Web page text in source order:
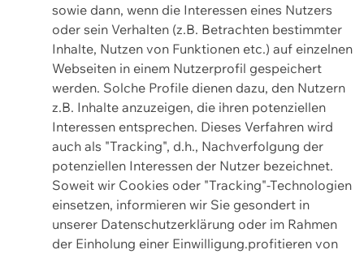
sowie dann, wenn die Interessen eines Nutzers
oder sein Verhalten (z.B. Betrachten bestimmter
Inhalte, Nutzen von Funktionen etc.) auf einzelnen
Webseiten in einem Nutzerprofil gespeichert
werden. Solche Profile dienen dazu, den Nutzern
z.B. Inhalte anzuzeigen, die ihren potenziellen
Interessen entsprechen. Dieses Verfahren wird
auch als "Tracking", d.h., Nachverfolgung der
potenziellen Interessen der Nutzer bezeichnet.
Soweit wir Cookies oder "Tracking"-Technologien
einsetzen, informieren wir Sie gesondert in
unserer Datenschutzerklärung oder im Rahmen
der Einholung einer Einwilligung.profitieren von